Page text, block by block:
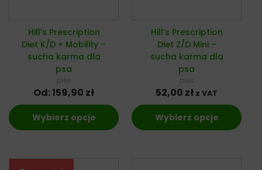
Hill’s Prescription
Diet K/D + Mobility –
sucha karma dla
psa
pies
Od:159,90 zł
Wybierz opcje
Hill’s Prescription
Diet Z/D Mini –
sucha karma dla
psa
pies
52,00 zł z VAT
Wybierz opcje